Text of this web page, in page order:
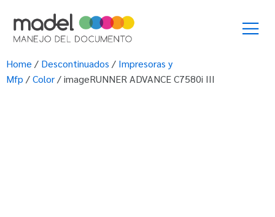
Home / Descontinuados / Impresoras y
Mfp /Color/ imageRUNNER ADVANCE C7580i III